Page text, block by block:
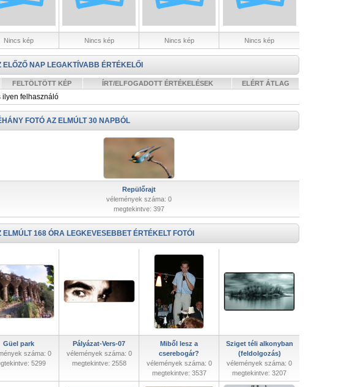
Nincs kép Nincs kép Nincs kép Nincs kép
ELŐZŐ NAP LEGAKTÍVABB ÉRTÉKELŐI
FELTÖLTÖTT KÉP ÍRT/ELFOGADOTT ÉRTÉKELÉSEK ELÉRT ÁTLAG
ilyen felhasználó
FOTÓ AZ ELMÚLT 30 NAPBÓL
Repülőrajt
vélemények száma: 0
megtekintve: 397
ELMÚLT 168 ÓRA LEGKEVESEBBET ÉRTÉKELT FOTÓI
Güel park
száma: 0
5299
Pályázat-Vers-07
vélemények száma: 0
megtekintve: 2558
Miből lesz a
cserebogár?
vélemények száma: 0
megtekintve: 3537
Sziget téli alkonyban
(feldolgozás)
vélemények száma: 0
megtekintve: 3207